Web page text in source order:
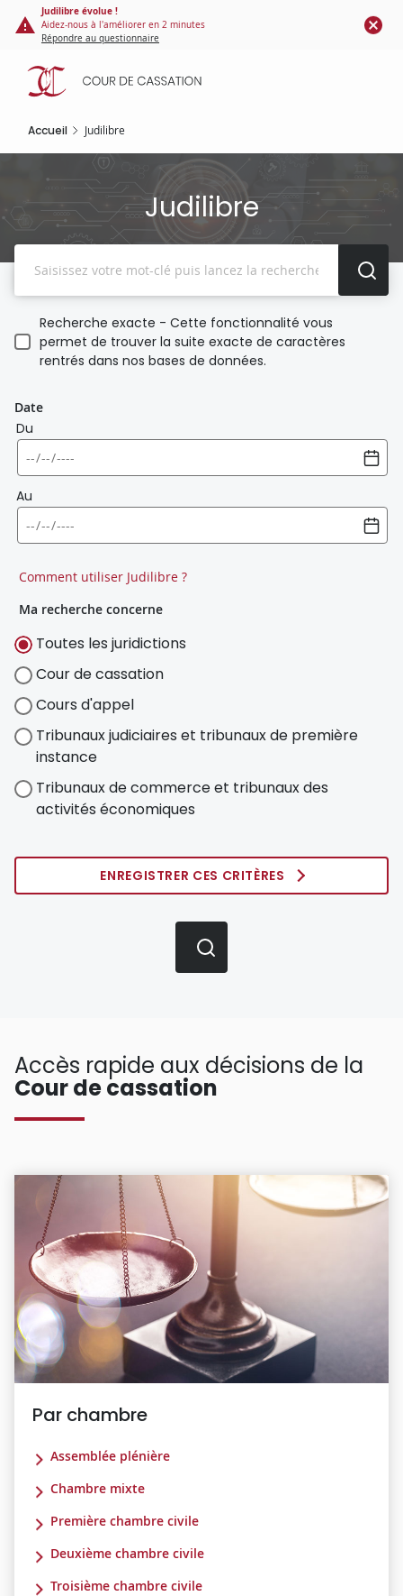
Panneau de gestion des cookies
contenu
principal
Judilibre évolue !
Aidez-nous à l'améliorer en 2 minutes
Répondre au questionnaire
Accueil Judilibre
Judilibre
Recherche exacte - Cette fonctionnalité vous
permet de trouver la suite exacte de caractères
rentrés dans nos bases de données.
Date
Du
Au
Comment utiliser Judilibre ?
Ma recherche concerne
Toutes les juridictions
Cour de cassation
Cours d'appel
Tribunaux judiciaires et tribunaux de première
instance
Tribunaux de commerce et tribunaux des
activités économiques
ENREGISTRER CES CRITÈRES
Accès rapide aux décisions de la
Cour de cassation
Par chambre
Assemblée plénière
Chambre mixte
Première chambre civile
Deuxième chambre civile
Troisième chambre civile